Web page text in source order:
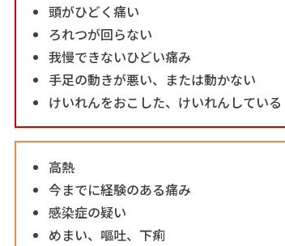
頭がひどく痛い
ろれつが回らない
我慢できないひどい痛み
手足の動きが悪い、または動かない
けいれんをおこした、けいれんしている
高熱
今までに経験のある痛み
感染症の疑い
めまい、嘔吐、下痢